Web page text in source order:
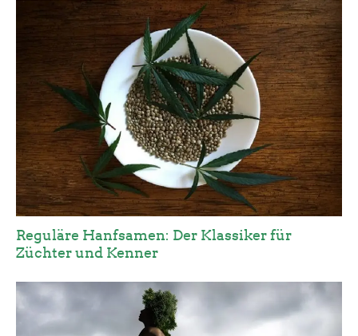
Reguläre Hanfsamen: Der Klassiker für
Züchter und Kenner